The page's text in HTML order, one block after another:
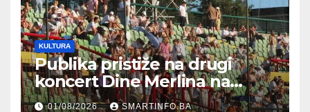
KULTURA
Publika pristiže na drugi
koncert Dine Merlina na
Koševu
01/08/2026 SMARTINFO.BA